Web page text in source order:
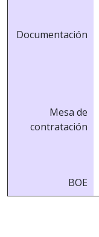
Documentación
Mesa de
contratación
BOE